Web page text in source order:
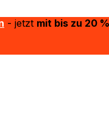
- jetzt mit bis zu 20 %